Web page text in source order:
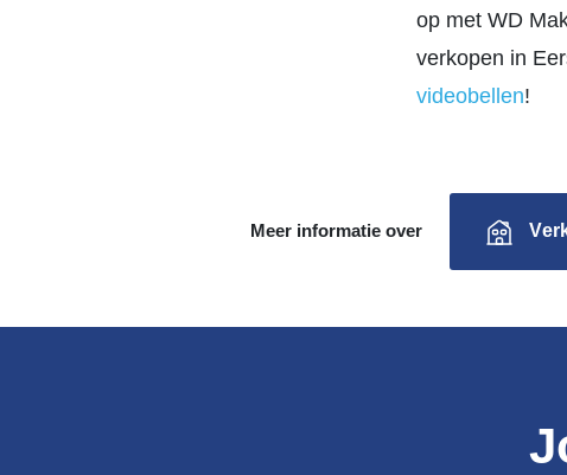
op met WD
verkopen in
videobellen!
Meer informatie over